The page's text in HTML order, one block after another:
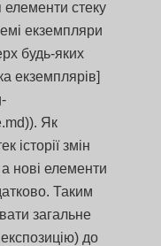
стеку
екземпляри
будь-яких
екземплярів]
Як
історії змін
нові елементи
Таким
загальне
до